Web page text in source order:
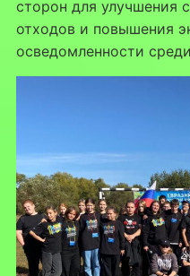
сторон для улучшения
отходов и повышения
осведомленности